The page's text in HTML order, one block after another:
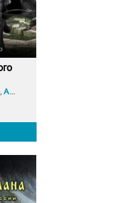
,Алекс Нагорный